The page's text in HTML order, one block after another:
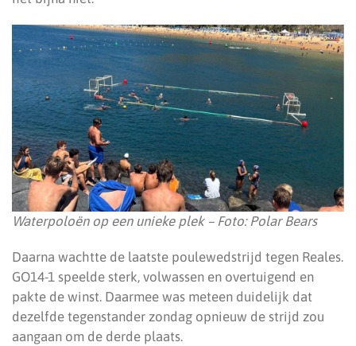
Waterpoloën op een unieke plek – Foto: Polar Bears
Daarna wachtte de laatste poulewedstrijd tegen Reales.
GO14-1 speelde sterk, volwassen en overtuigend en
pakte de winst. Daarmee was meteen duidelijk dat
dezelfde tegenstander zondag opnieuw de strijd zou
aangaan om de derde plaats.